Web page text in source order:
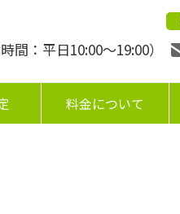
時間：平日10:00〜19:00）
料金について